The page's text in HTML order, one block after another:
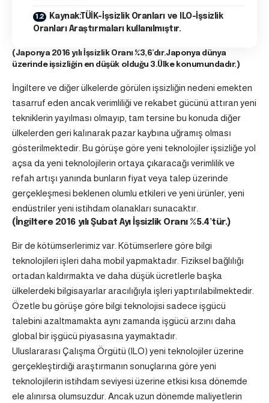
Kaynak:TÜİK-İşsizlik Oranları ve ILO-İşsizlik
Oranları Araştırmaları kullanılmıştır.
(Japonya 2016 yılı İşsizlik Oranı %3,6’dır.Japonya dünya
üzerinde işsizliğin en düşük olduğu 3.Ülke konumundadır.)
İngiltere ve diğer ülkelerde görülen işsizliğin nedeni emekten
tasarruf eden ancak verimliliği ve rekabet gücünü attıran yeni
tekniklerin yayılması olmayıp, tam tersine bu konuda diğer
ülkelerden geri kalınarak pazar kaybına uğramış olması
gösterilmektedir. Bu görüşe göre yeni teknolojiler işsizliğe yol
açsa da yeni teknolojilerin ortaya çıkaracağı verimlilik ve
refah artışı yanında bunların fiyat veya talep üzerinde
gerçekleşmesi beklenen olumlu etkileri ve yeni ürünler, yeni
endüstriler yeni istihdam olanakları sunacaktır.
(İngiltere 2016 yılı Şubat Ayı İşsizlik Oranı %5.4’tür.)
Bir de kötümserlerimiz var. Kötümserlere göre bilgi
teknolojileri işleri daha mobil yapmaktadır. Fiziksel bağlılığı
ortadan kaldırmakta ve daha düşük ücretlerle başka
ülkelerdeki bilgisayarlar aracılığıyla işleri yaptırılabilmektedir.
Özetle bu görüşe göre bilgi teknolojisi sadece işgücü
talebini azaltmamakta aynı zamanda işgücü arzını daha
global bir işgücü piyasasına yaymaktadır.
Uluslararası Çalışma Örgütü (ILO) yeni teknolojiler üzerine
gerçekleştirdiği araştırmanın sonuçlarına göre yeni
teknolojilerin istihdam seviyesi üzerine etkisi kısa dönemde
ele alınırsa olumsuzdur. Ancak uzun dönemde maliyetlerin